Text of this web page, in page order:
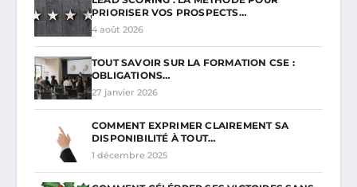
PRIORISER VOS PROSPECTS…
4 août 2026
TOUT SAVOIR SUR LA FORMATION CSE :
OBLIGATIONS…
27 janvier 2026
COMMENT EXPRIMER CLAIREMENT SA
DISPONIBILITÉ À TOUT…
1 décembre 2025